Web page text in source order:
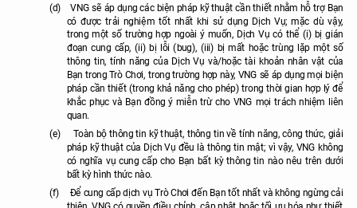
(d)
VNG sẽ áp dụng các biện pháp kỹ thuật cần thiết nhằm hỗ trợ Bạn
có được trải nghiệm tốt nhất khi sử dụng Dịch Vụ; mặc dù vậy,
trong một số trường hợp ngoài ý muốn, Dịch Vụ có thể (i) bị gián
đoạn cung cấp, (ii) bị lỗi (bug), (iii) bị mất hoặc trùng lặp một số
thông tin, tính năng của Dịch Vụ và/hoặc tài khoản nhân vật của
Bạn trong Trò Chơi, trong trường hợp này, VNG sẽ áp dụng mọi biện
pháp cần thiết (trong khả năng cho phép) trong thời gian hợp lý để
khắc phục và Bạn đồng ý miễn trừ cho VNG mọi trách nhiệm liên
quan.
(e)
Toàn bộ thông tin kỹ thuật, thông tin về tính năng, công thức, giải
pháp kỹ thuật của Dịch Vụ đều là thông tin mật; vì vậy, VNG không
có nghĩa vụ cung cấp cho Bạn bất kỳ thông tin nào nêu trên dưới
bất kỳ hình thức nào.
(f)
Để cung cấp dịch vụ Trò Chơi đến Bạn tốt nhất và không ngừng cải